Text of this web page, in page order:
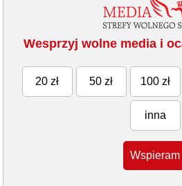
Wesprzyj wolne media i
20 zł 50 zł 100 zł
inna
Wspieram